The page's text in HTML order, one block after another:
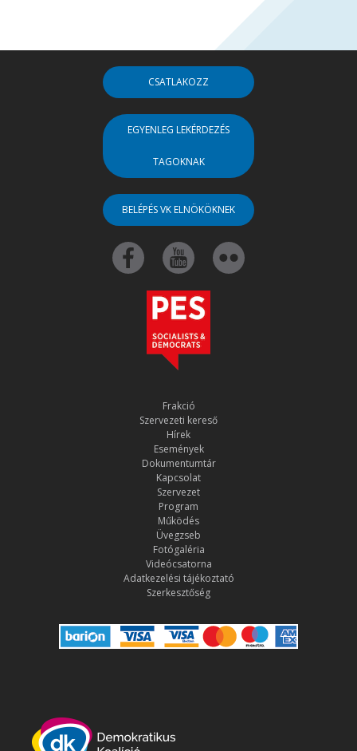
CSATLAKOZZ
EGYENLEG LEKÉRDEZÉS
TAGOKNAK
BELÉPÉS VK ELNÖKÖKNEK
Frakció
Szervezeti kereső
Hírek
Események
Dokumentumtár
Kapcsolat
Szervezet
Program
Működés
Üvegzseb
Fotógaléria
Videócsatorna
Adatkezelési tájékoztató
Szerkesztőség